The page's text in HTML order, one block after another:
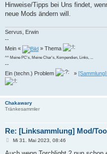
Hinweise/Tipps bei Uns findet,
neue Mods ändern will.
Servus, Erwin
--
Mein «
» Thema
^^ Meine PC's, Meine Char's, Kompendien, Links, ...
--
Ein (techn.) Problem
»
Chakawary
Tränkesammler
Re: [Linksammlung] Mod/
BMi 31. Mai 2023, 08:46